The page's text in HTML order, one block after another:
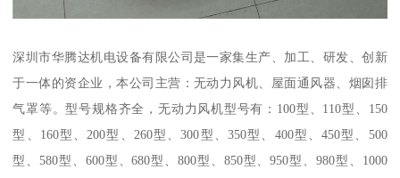
深圳市华腾达机电设备有限公司是一家集生产、加工、研发、创新
于一体的资企业，本公司主营：无动力风机、屋面通风器、烟囱排
气罩等。型号规格齐全，无动力风机型号有：100型、110型、150
型、160型、200型、260型、300型、350型、400型、450型、500
型、580型、600型、680型、800型、850型、950型、980型、1000